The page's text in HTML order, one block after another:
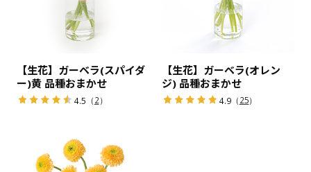
【生花】ガーベラ(スパイダ
ー)黄 品種おまかせ
4.5 （2）
【生花】ガーベラ(オレン
ジ) 品種おまかせ
4.9（25）